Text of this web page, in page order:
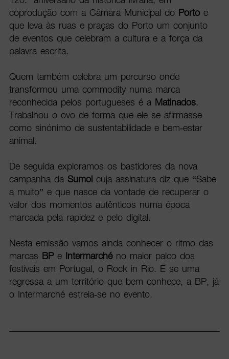
coprodução com a Câmara Municipal do Portoe
que leva às ruas e praças do Porto um conjunto
de eventos que celebram a cultura e a força da
palavra escrita.
Quem também celebra um percurso onde
transformou uma commodity numa marca
reconhecida pelos portugueses é a Matinados.
Trabalhou o ovo de forma que ele se afirmasse
como sinónimo de sustentabilidade e bem-estar
animal.
De seguida exploramos os bastidores da nova
campanha da Sumol cuja assinatura diz que “Sabe
a muito” e que nasce da vontade de recuperar o
valor dos momentos autênticos numa época
marcada pela rapidez e pelo digital.
Nesta emissão vamos ainda conhecer o ritmo das
marcas BPe Intermarchéno maior palco dos
festivais em Portugal, o Rock in Rio. E se uma
regressa a um território que bem conhece, a BP, já
o Intermarché estreia-se no evento.